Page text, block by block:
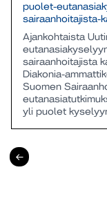
puolet-
sairaanhoitajista-
Ajankohtaista
sairaanhoitajista
Diakonia-
Suomen
yli puolet